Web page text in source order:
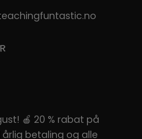
🍎 20 % rabat på
årlig betaling og alle